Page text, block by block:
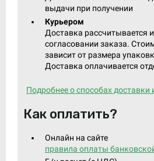
выдачи при получении
Курьером
Доставка рассчитывается
согласовании заказа.
зависит от размера
Доставка оплачивается
Подробнее о способах доставки
Как оплатить?
Онлайн на сайте
правила оплаты